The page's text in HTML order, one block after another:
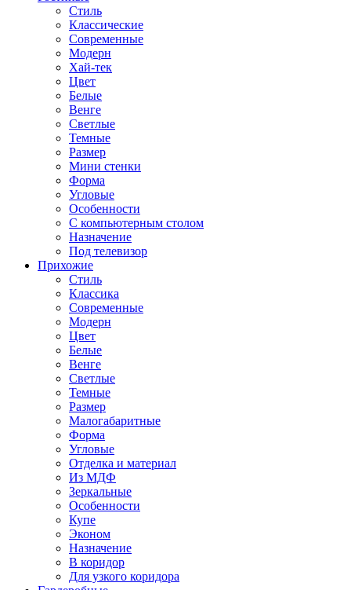
Стиль
Классические
Современные
Модерн
Хай-тек
Цвет
Белые
Венге
Светлые
Темные
Размер
Мини стенки
Форма
Угловые
Особенности
С компьютерным столом
Назначение
Под телевизор
Прихожие
Стиль
Классика
Современные
Модерн
Цвет
Белые
Венге
Светлые
Темные
Размер
Малогабаритные
Форма
Угловые
Отделка и материал
Из МДФ
Зеркальные
Особенности
Купе
Эконом
Назначение
В коридор
Для узкого коридора